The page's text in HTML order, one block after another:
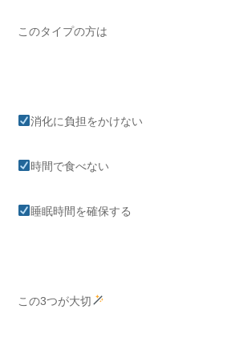
このタイプの方は
消化に負担をかけない
時間で食べない
睡眠時間を確保する
この3つが大切